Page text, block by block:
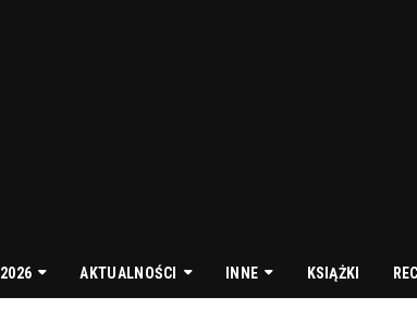
AKTUALNOŚCI INNE KSIĄŻKI